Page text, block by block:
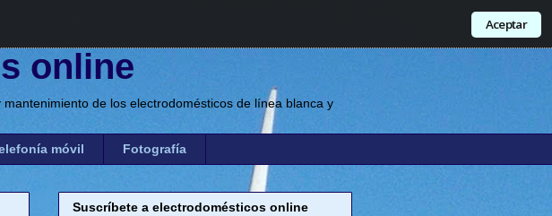
Aceptar
online
de los electrodomésticos de línea blanca y
móvil Fotografía
Suscríbete a electrodomésticos online